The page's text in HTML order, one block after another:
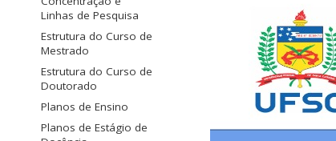
Linhas de Pesquisa
Estrutura do Curso de
Mestrado
Estrutura do Curso de
Doutorado
Planos de Ensino
Planos de Estágio de